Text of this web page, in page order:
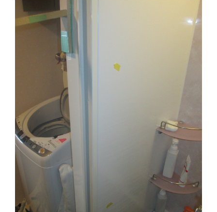
イベント情報
店舗＆モデルハウス紹介
リフォームの流れ
会社概要